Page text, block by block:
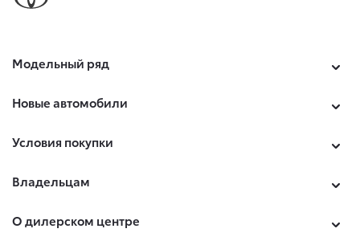
Модельный ряд
Новые автомобили
Условия покупки
Владельцам
О дилерском центре